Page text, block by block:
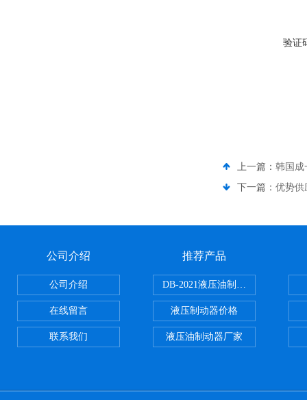
验证
上一篇： 韩国成
下一篇： 优势供
公司介绍
公司介绍
在线留言
联系我们
推荐产品
DB-2021液压油制动器
液压制动器价格
液压油制动器厂家